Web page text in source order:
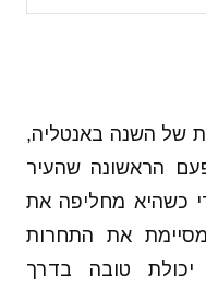
של השנה באנטליה,
הראשונה שהעיר
כשהיא מחליפה את
את התחרות
יכולת טובה בדרך